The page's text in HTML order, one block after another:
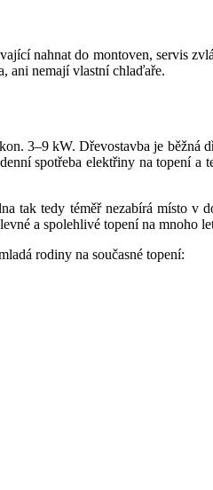
nahnat do montoven, servis
ani nemají vlastní chlaďaře.
3–9 kW. Dřevostavba je běžná
spotřeba elektřiny na topení
tedy téměř nezabírá místo v
a spolehlivé topení na mnoho
rodiny na současné topení: